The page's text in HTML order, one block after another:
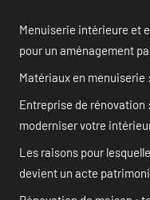
Menuiserie intérieure et
pour un aménagement
Matériaux en menuiserie
Entreprise de rénovation
moderniser votre
Les raisons pour
devient un acte